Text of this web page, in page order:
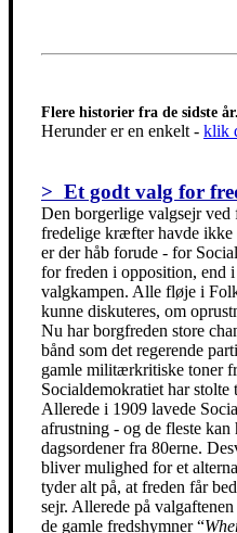
Flere historier fra de sidste
Herunder er en enkelt - klik
> Et godt valg for
Den borgerlige valgsejr
fredelige kræfter havde ikke
er der håb forude - for
for freden i opposition, end
valgkampen. Alle fløje i
kunne diskuteres, om
Nu har borgfreden store
bånd som det regerende
gamle militærkritiske toner
Socialdemokratiet har
Allerede i 1909 lavede
afrustning - og de fleste
dagsordener fra 80erne.
bliver mulighed for et
tyder alt på, at freden får
sejr. Allerede på
de gamle fredshymner “